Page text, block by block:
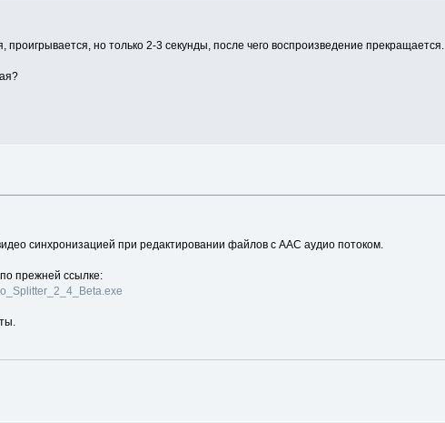
но только 2-3 секунды, после чего воспроизведение прекращается.
синхронизацией при редактировании файлов с ААС аудио потоком.
прежней ссылке: